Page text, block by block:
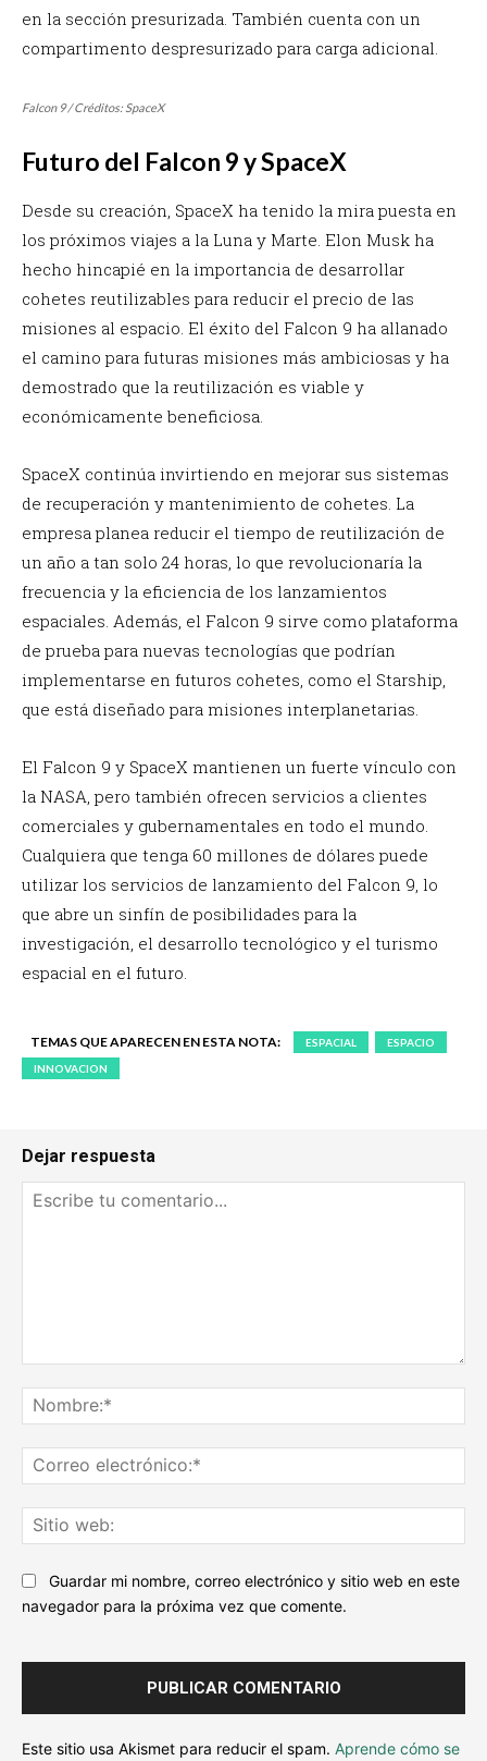
en la sección presurizada. También cuenta con un
compartimento despresurizado para carga adicional.
Falcon 9 / Créditos: SpaceX
Futuro del Falcon 9 y SpaceX
Desde su creación, SpaceX ha tenido la mira puesta en
los próximos viajes a la Luna y Marte. Elon Musk ha
hecho hincapié en la importancia de desarrollar
cohetes reutilizables para reducir el precio de las
misiones al espacio. El éxito del Falcon 9 ha allanado
el camino para futuras misiones más ambiciosas y ha
demostrado que la reutilización es viable y
económicamente beneficiosa.
SpaceX continúa invirtiendo en mejorar sus sistemas
de recuperación y mantenimiento de cohetes. La
empresa planea reducir el tiempo de reutilización de
un año a tan solo 24 horas, lo que revolucionaría la
frecuencia y la eficiencia de los lanzamientos
espaciales. Además, el Falcon 9 sirve como plataforma
de prueba para nuevas tecnologías que podrían
implementarse en futuros cohetes, como el Starship,
que está diseñado para misiones interplanetarias.
El Falcon 9 y SpaceX mantienen un fuerte vínculo con
la NASA, pero también ofrecen servicios a clientes
comerciales y gubernamentales en todo el mundo.
Cualquiera que tenga 60 millones de dólares puede
utilizar los servicios de lanzamiento del Falcon 9, lo
que abre un sinfín de posibilidades para la
investigación, el desarrollo tecnológico y el turismo
espacial en el futuro.
TEMAS QUE APARECEN EN ESTA NOTA: ESPACIAL
ESPACIO
INNOVACION
Dejar respuesta
tu
comentario...
Guardar mi nombre, correo electrónico y sitio web en este
navegador para la próxima vez que comente.
Este sitio usa Akismet para reducir el spam. Aprende cómo se